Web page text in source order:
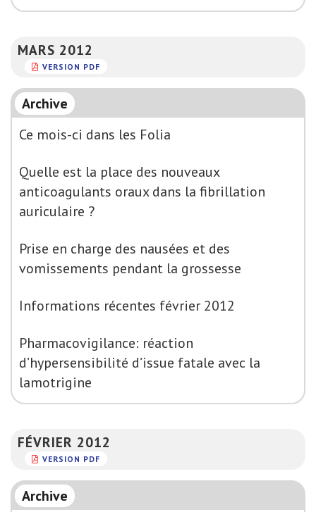
MARS 2012
VERSION PDF
Archive
Ce mois-ci dans les Folia
Quelle est la place des nouveaux
anticoagulants oraux dans la fibrillation
auriculaire ?
Prise en charge des nausées et des
vomissements pendant la grossesse
Informations récentes février 2012
Pharmacovigilance: réaction
d’hypersensibilité d’issue fatale avec la
lamotrigine
FÉVRIER 2012
VERSION PDF
Archive